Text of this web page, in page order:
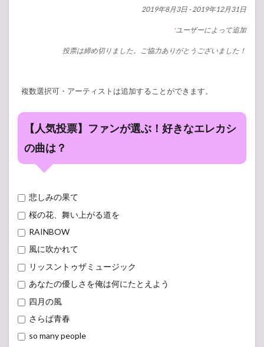
2019年8月3日 -2019年12月31日
*ユーザーによって追加
投票は締め切りました。ご協力ありがとうございました！
複数選択可・アーティストは追加することができます。
【人気投票】ファンが選ぶ！好きなエレカシ
の曲は？
悲しみの果て
桜の花、舞い上がる道を
RAINBOW
風に吹かれて
リッスントゥザミュージック
あなたの優しさを俺は何にたとえよう
四月の風
さらば青春
so many people